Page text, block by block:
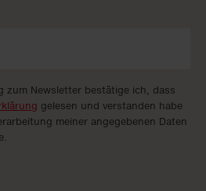
zum Newsletter bestätige ich, dass
gelesen und verstanden habe
meiner angegebenen Daten